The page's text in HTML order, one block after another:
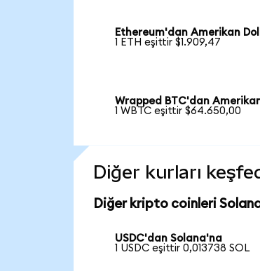
Ethereum'dan Amerikan
1 ETH eşittir $1.909,47
Wrapped BTC'dan
1 WBTC eşittir $64.650,00
Diğer kurları
Diğer kripto coinleri
USDC'dan Solana'na
1 USDC eşittir 0,013738 SOL